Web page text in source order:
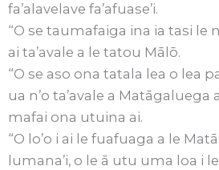
fa’alavelave fa’afuase’i.
“O se taumafaiga ina ia tasi le
ai ta’avale a le tatou Mālō.
“O se aso ona tatala lea o lea
ua n’o ta’avale a Matāgaluega
mafai ona utuina ai.
“O lo’o i ai le fuafuaga a le
lumana’i, o le ā utu uma loa i